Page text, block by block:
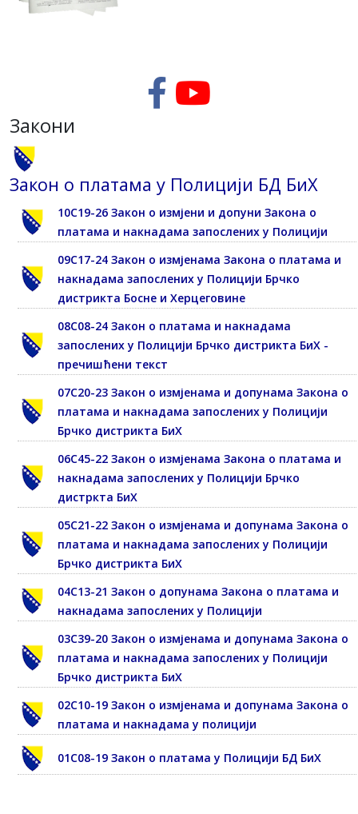
Закони
Закон о платама у Полицији БД БиХ
10С19-26 Закон о измјени и допуни Закона о
платама и накнадама запослених у Полицији
09С17-24 Закон о измјенама Закона о платама и
накнадама запослених у Полицији Брчко
дистрикта Босне и Херцеговине
08С08-24 Закон о платама и накнадама
запослених у Полицији Брчко дистрикта БиХ -
пречишћени текст
07С20-23 Закон о измјенама и допунама Закона о
платама и накнадама запослених у Полицији
Брчко дистрикта БиХ
06С45-22 Закон о измјенама Закона о платама и
накнадама запослених у Полицији Брчко
дистркта БиХ
05С21-22 Закон о измјенама и допунама Закона о
платама и накнадама запослених у Полицији
Брчко дистрикта БиХ
04С13-21 Закон о допунама Закона о платама и
накнадама запослених у Полицији
03С39-20 Закон о измјенама и допунама Закона о
платама и накнадама запослених у Полицији
Брчко дистрикта БиХ
02С10-19 Закон о измјенама и допунама Закона о
платама и накнадама у полицији
01С08-19 Закон о платама у Полицији БД БиХ